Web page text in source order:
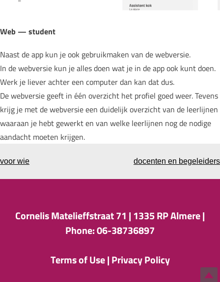
Web — student
Naast de app kun je ook gebruikmaken van de webversie.
In de webversie kun je alles doen wat je in de app ook kunt doen.
Werk je liever achter een computer dan kan dat dus.
De webversie geeft in één overzicht het profiel goed weer. Tevens
krijg je met de webversie een duidelijk overzicht van de leerlijnen
waaraan je hebt gewerkt en van welke leerlijnen nog de nodige
aandacht moeten krijgen.
voor wie docenten en begeleiders
Cornelis Matelieffstraat 71 |1335 RP Almere |
Phone: 06-38736897
Terms of Use|Privacy Policy